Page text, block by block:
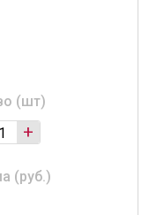
(шт)
+
(руб.)